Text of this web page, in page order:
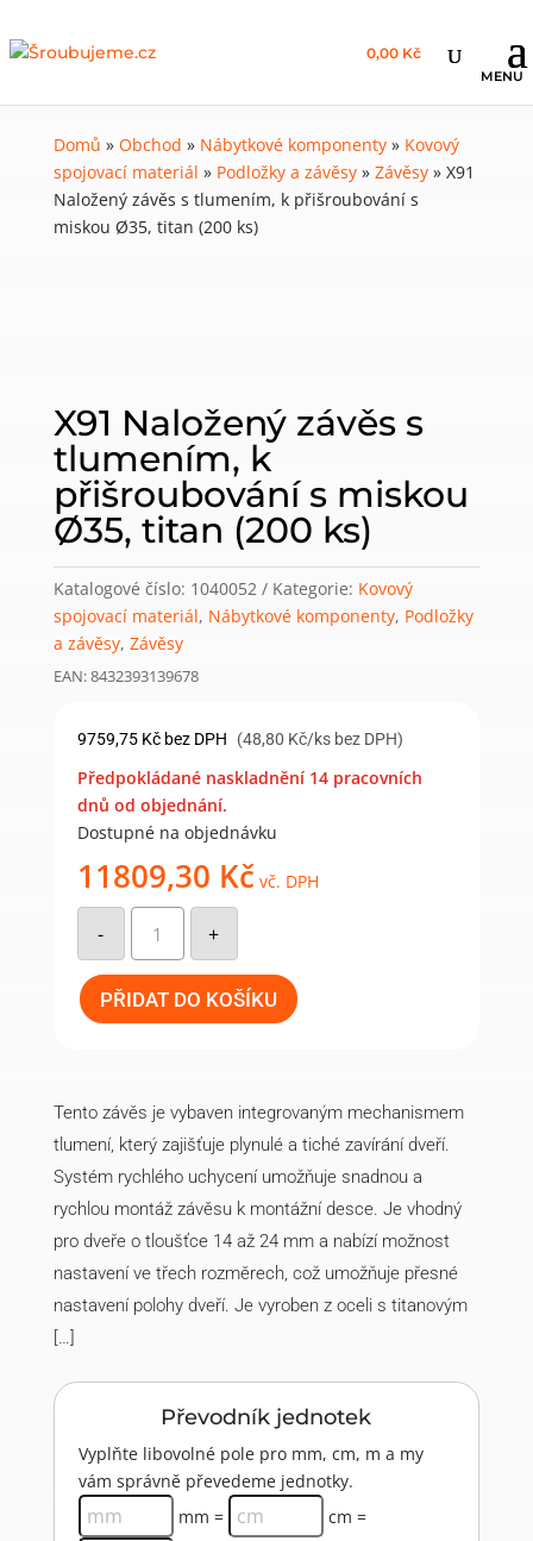
0,00 Kč
Domů » Obchod » Nábytkové komponenty» Kovový
spojovací materiál » Podložky a závěsy» Závěsy» X91
Naložený závěs s tlumením, k přišroubování s
miskou Ø35, titan (200 ks)
X91 Naložený závěs s
tlumením, k
přišroubování s miskou
Ø35, titan (200 ks)
Katalogové číslo: 1040052 Kategorie: Kovový
spojovací materiál, Nábytkové komponenty, Podložky
a závěsy, Závěsy
EAN: 8432393139678
9759,75 Kč bez DPH (48,80 Kč/ks bez DPH)
Předpokládané naskladnění 14 pracovních
dnů od objednání.
Dostupné na objednávku
11809,30 Kč vč. DPH
-
X91
Naložený
závěs
s
tlumením,
k
přišroubování
s
ks)
množství
+
PŘIDAT DO KOŠÍKU
Tento závěs je vybaven integrovaným mechanismem
tlumení, který zajišťuje plynulé a tiché zavírání dveří.
Systém rychlého uchycení umožňuje snadnou a
rychlou montáž závěsu k montážní desce. Je vhodný
pro dveře o tloušťce 14 až 24 mm a nabízí možnost
nastavení ve třech rozměrech, což umožňuje přesné
nastavení polohy dveří. Je vyroben z oceli s titanovým
[…]
Převodník jednotek
Vyplňte libovolné pole pro mm, cm, m a my
vám správně převedeme jednotky.
mm =
cm =